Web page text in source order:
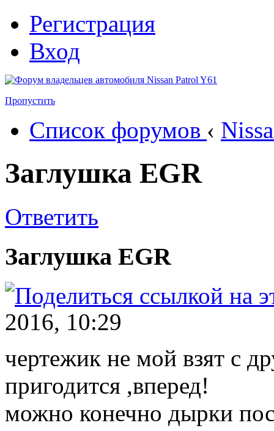
Регистрация
Вход
Пропустить
Список форумов ‹
Заглушка EGR
Ответить
Заглушка EGR
2016, 10:29
чертежик не мой взят с
пригодится ,вперед!
можно конечно дырки